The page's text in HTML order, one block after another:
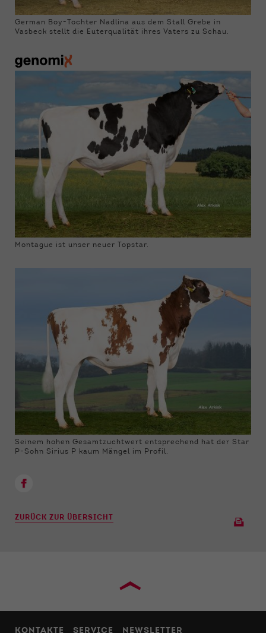
German Boy-Tochter Nadlina aus dem Stall Grebe in
Vasbeck stellt die Euterqualität ihres Vaters zu Schau.
Montague ist unser neuer Topstar.
Seinem hohen Gesamtzuchtwert entsprechend hat der Star
P-Sohn Sirius P kaum Mängel im Profil.
ZURÜCK ZUR ÜBERSICHT
›
KONTAKTE SERVICE NEWSLETTER